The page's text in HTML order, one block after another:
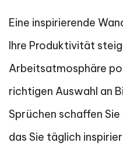
Eine inspirierende
Ihre Produktivität
Arbeitsatmosphäre
richtigen Auswahl an
Sprüchen schaffen
das Sie täglich